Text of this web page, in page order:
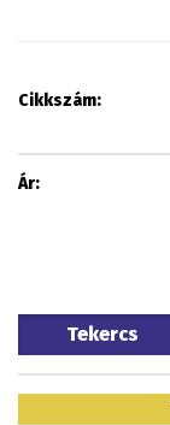
Cikkszám:
Ár:
Tekercs